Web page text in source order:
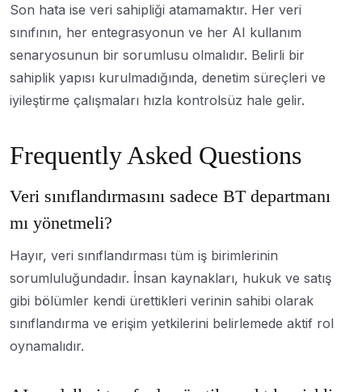
Son hata ise veri sahipliği atamamaktır. Her veri
sınıfının, her entegrasyonun ve her AI kullanım
senaryosunun bir sorumlusu olmalıdır. Belirli bir
sahiplik yapısı kurulmadığında, denetim süreçleri ve
iyileştirme çalışmaları hızla kontrolsüz hale gelir.
Frequently Asked Questions
Veri sınıflandırmasını sadece BT departmanı
mı yönetmeli?
Hayır, veri sınıflandırması tüm iş birimlerinin
sorumluluğundadır. İnsan kaynakları, hukuk ve satış
gibi bölümler kendi ürettikleri verinin sahibi olarak
sınıflandırma ve erişim yetkilerini belirlemede aktif rol
oynamalıdır.